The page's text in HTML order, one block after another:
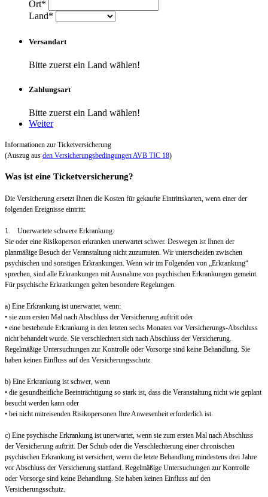
Ort*
Land*
Versandart
Bitte zuerst ein Land wählen!
Zahlungsart
Bitte zuerst ein Land wählen!
Weiter
Informationen zur Ticketversicherung
(Auszug aus den Versicherungsbedingungen AVB TIC 18)
Was ist eine Ticketversicherung?
Die Versicherung ersetzt Ihnen die Kosten für gekaufte Eintrittskarten, wenn einer der
folgenden Ereignisse eintritt:
1. Unerwartete schwere Erkrankung:
Sie oder eine Risikoperson erkranken unerwartet schwer. Deswegen ist Ihnen der
planmäßige Besuch der Veranstaltung nicht zuzumuten. Wir unterscheiden zwischen
psychischen und sonstigen Erkrankungen. Wenn wir im Folgenden von „Erkrankung“
sprechen, sind alle Erkrankungen mit Ausnahme von psychischen Erkrankungen gemeint.
Für psychische Erkrankungen gelten besondere Regelungen.
a) Eine Erkrankung ist unerwartet, wenn:
• sie zum ersten Mal nach Abschluss der Versicherung auftritt oder
• eine bestehende Erkrankung in den letzten sechs Monaten vor Versicherungs-Abschluss
nicht behandelt wurde. Sie verschlechtert sich nach Abschluss der Versicherung.
Regelmäßige Untersuchungen zur Kontrolle oder Vorsorge sind keine Behandlung. Sie
haben keinen Einfluss auf den Versicherungsschutz.
b) Eine Erkrankung ist schwer, wenn
• die gesundheitliche Beeinträchtigung so stark ist, dass die Veranstaltung nicht wie geplant
besucht werden kann oder
• bei nicht mitreisenden Risikopersonen Ihre Anwesenheit erforderlich ist.
c) Eine psychische Erkrankung ist unerwartet, wenn sie zum ersten Mal nach Abschluss
der Versicherung auftritt. Der Schub oder die Verschlechterung einer chronischen
psychischen Erkrankung ist versichert, wenn die letzte Behandlung mindestens drei Jahre
vor Abschluss der Versicherung stattfand. Regelmäßige Untersuchungen zur Kontrolle
oder Vorsorge sind keine Behandlung. Sie haben keinen Einfluss auf den
Versicherungsschutz.